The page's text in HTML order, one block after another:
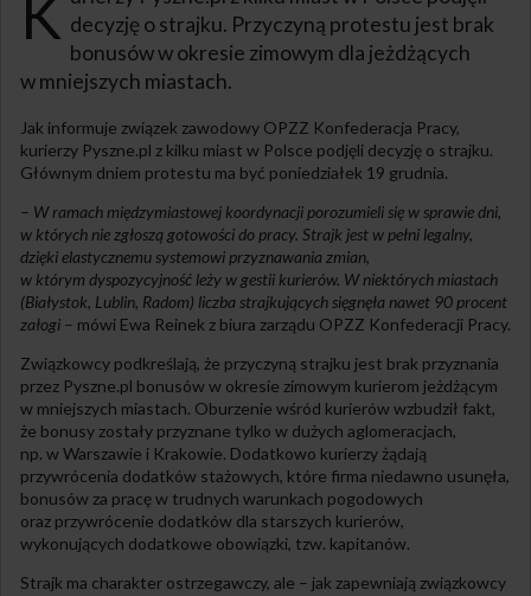
decyzję o strajku. Przyczyną protestu jest brak
bonusów w okresie zimowym dla jeżdżących
w mniejszych miastach.
Jak informuje związek zawodowy OPZZ Konfederacja Pracy,
kurierzy Pyszne.pl z kilku miast w Polsce podjęli decyzję o strajku.
Głównym dniem protestu ma być poniedziałek 19 grudnia.
– W ramach międzymiastowej koordynacji porozumieli się w sprawie dni,
w których nie zgłoszą gotowości do pracy. Strajk jest w pełni legalny,
dzięki elastycznemu systemowi przyznawania zmian,
w którym dyspozycyjność leży w gestii kurierów. W niektórych miastach
(Białystok, Lublin, Radom) liczba strajkujących sięgnęła nawet 90 procent
załogi – mówi Ewa Reinek z biura zarządu OPZZ Konfederacji Pracy.
Związkowcy podkreślają, że przyczyną strajku jest brak przyznania
przez Pyszne.pl bonusów w okresie zimowym kurierom jeżdżącym
w mniejszych miastach. Oburzenie wśród kurierów wzbudził fakt,
że bonusy zostały przyznane tylko w dużych aglomeracjach,
np. w Warszawie i Krakowie. Dodatkowo kurierzy żądają
przywrócenia dodatków stażowych, które firma niedawno usunęła,
bonusów za pracę w trudnych warunkach pogodowych
oraz przywrócenie dodatków dla starszych kurierów,
wykonujących dodatkowe obowiązki, tzw. kapitanów.
Strajk ma charakter ostrzegawczy, ale – jak zapewniają związkowcy